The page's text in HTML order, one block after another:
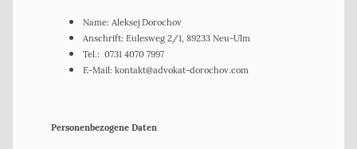
Name: Aleksej Dorochov
Anschrift: Eulesweg 2/1, 89233 Neu-Ulm
Tel.: 0731 4070 7997
E-Mail: kontakt@advokat-dorochov.com
Personenbezogene Daten